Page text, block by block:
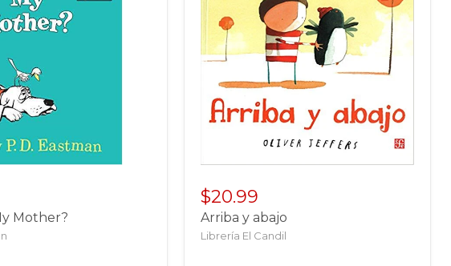
Mother?
$20.99
Arriba y abajo
Librería El Candil